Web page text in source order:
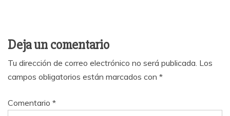
Deja un comentario
Tu dirección de correo electrónico no será publicada. Los
campos obligatorios están marcados con *
Comentario *